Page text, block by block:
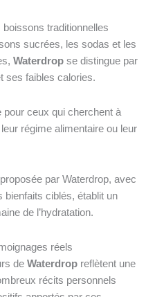
traditionnelles
sucrées, les sodas et les
Waterdrop se distingue par
ses faibles calories.
pour ceux qui cherchent à
régime alimentaire ou leur
par Waterdrop, avec
ciblés, établit un
de l’hydratation.
réels
de Waterdrop reflètent une
récits personnels